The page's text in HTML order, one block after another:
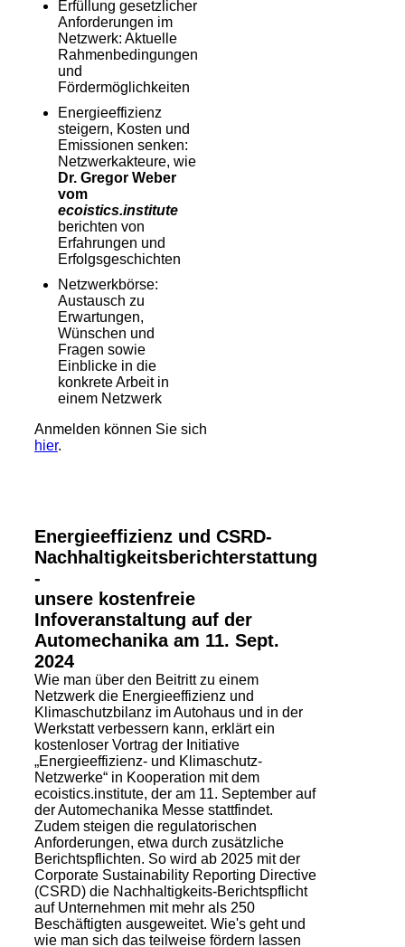
Erfüllung gesetzlicher
Anforderungen im
Netzwerk: Aktuelle
Rahmenbedingungen
und
Fördermöglichkeiten
Energieeffizienz
steigern, Kosten und
Emissionen senken:
Netzwerkakteure, wie
Dr. Gregor Weber
vom
ecoistics.institute
berichten von
Erfahrungen und
Erfolgsgeschichten
Netzwerkbörse:
Austausch zu
Erwartungen,
Wünschen und
Fragen sowie
Einblicke in die
konkrete Arbeit in
einem Netzwerk
Anmelden können Sie sich
hier.
Energieeffizienz und CSRD-
Nachhaltigkeitsberichterstattung
-
unsere kostenfreie
Infoveranstaltung auf der
Automechanika am 11. Sept.
2024
Wie man über den Beitritt zu einem
Netzwerk die Energieeffizienz und
Klimaschutzbilanz im Autohaus und in der
Werkstatt verbessern kann, erklärt ein
kostenloser Vortrag der Initiative
„Energieeffizienz- und Klimaschutz-
Netzwerke“ in Kooperation mit dem
ecoistics.institute, der am 11. September auf
der Automechanika Messe stattfindet.
Zudem steigen die regulatorischen
Anforderungen, etwa durch zusätzliche
Berichtspflichten. So wird ab 2025 mit der
Corporate Sustainability Reporting Directive
(CSRD) die Nachhaltigkeits-Berichtspflicht
auf Unternehmen mit mehr als 250
Beschäftigten ausgeweitet. Wie's geht und
wie man sich das teilweise fördern lassen